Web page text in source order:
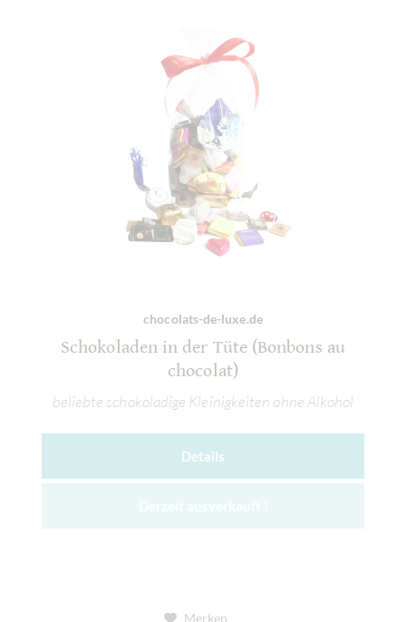
chocolats-de-luxe.de
Schokoladen in der Tüte (Bonbons au
chocolat)
beliebte schokoladige Kleinigkeiten ohne Alkohol
Details
Merken